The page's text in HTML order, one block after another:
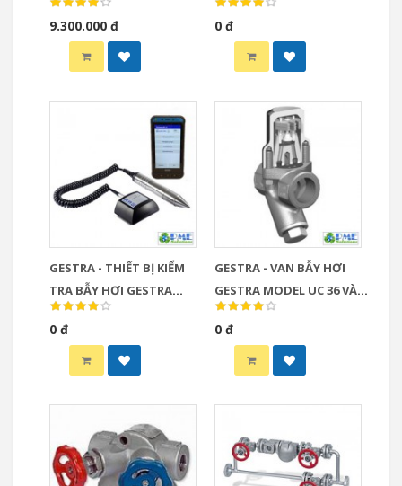
14H
9.300.000 đ 0 đ
GESTRA - THIẾT BỊ KIỂM
TRA BẪY HƠI GESTRA
MODEL VKP (VKP steam
trap testing equipment)
0 đ
GESTRA - VAN BẪY HƠI
GESTRA MODEL UC 36 VÀ
UCY 36
0 đ